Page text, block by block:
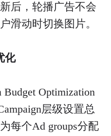
后，轮播广告不会
滑动时切换图片。
化
Budget Optimization
层级设置总
每个Ad groups分配